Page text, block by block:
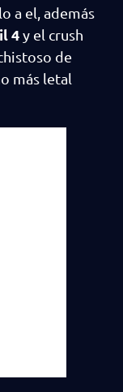
a el, además
4y el crush
de
más letal